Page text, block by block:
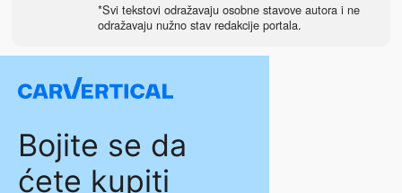
*Svi tekstovi odražavaju osobne stavove autora i ne
odražavaju nužno stav redakcije portala.